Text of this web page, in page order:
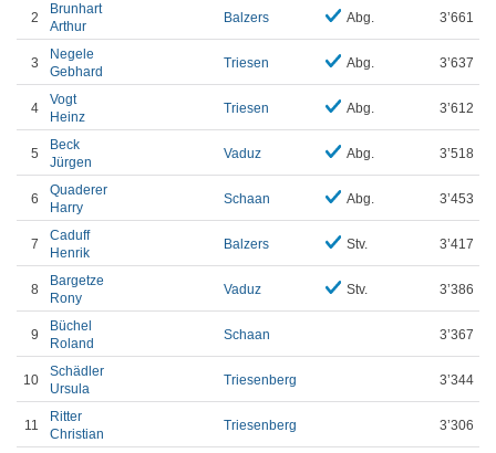
2
Brunhart
Arthur
Balzers Abg. 3’661
3
Negele
Gebhard
Triesen Abg. 3’637
4
Vogt
Heinz
Triesen Abg. 3’612
5
Beck
Jürgen
Vaduz Abg. 3’518
6
Quaderer
Harry
Schaan Abg. 3’453
7
Caduff
Henrik
Balzers Stv. 3’417
8
Bargetze
Rony
Vaduz Stv. 3’386
9
Büchel
Roland
Schaan 3’367
10
Schädler
Ursula
Triesenberg 3’344
11
Ritter
Christian
Triesenberg 3’306